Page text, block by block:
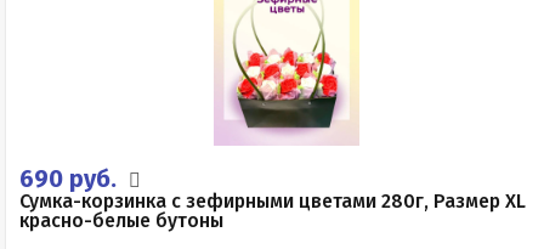
690 руб.
Сумка-корзинка с зефирными цветами 280г, Размер XL
красно-белые бутоны